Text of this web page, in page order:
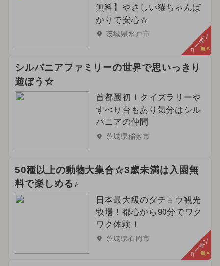
無料】やさしい猫ちゃんば
かりで安心☆
茨城県水戸市 クーポン
シルバニアファミリーの世界で思いっきり
遊ぼう☆
首都圏初！クイズラリーや
すべり台もあり気分はシル
バニアの仲間
茨城県稲敷市
50種以上の動物大集合☆3歳未満は入園無
料で楽しめる♪
日本最大級のダチョウ観光
牧場！都心から90分でワク
ワク体験！
茨城県石岡市 クーポン